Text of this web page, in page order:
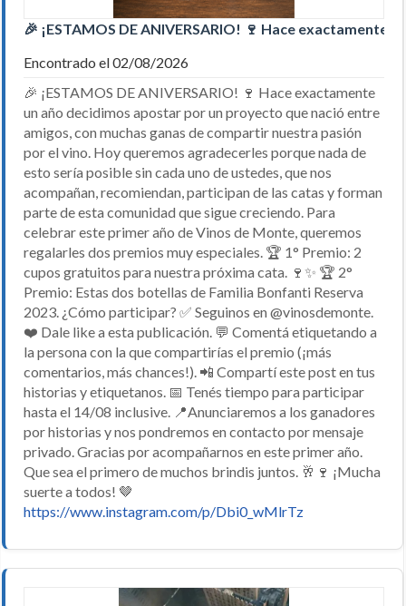
🎉 ¡ESTAMOS DE ANIVERSARIO! 🍷 Hace exactamente
Encontrado el 02/08/2026
🎉 ¡ESTAMOS DE ANIVERSARIO! 🍷 Hace exactamente
un año decidimos apostar por un proyecto que nació entre
amigos, con muchas ganas de compartir nuestra pasión
por el vino. Hoy queremos agradecerles porque nada de
esto sería posible sin cada uno de ustedes, que nos
acompañan, recomiendan, participan de las catas y forman
parte de esta comunidad que sigue creciendo. Para
celebrar este primer año de Vinos de Monte, queremos
regalarles dos premios muy especiales. 🏆 1° Premio: 2
cupos gratuitos para nuestra próxima cata. 🍷✨ 🏆 2°
Premio: Estas dos botellas de Familia Bonfanti Reserva
2023. ¿Cómo participar? ✅ Seguinos en @vinosdemonte.
❤️ Dale like a esta publicación. 💬 Comentá etiquetando a
la persona con la que compartirías el premio (¡más
comentarios, más chances!). 📲 Compartí este post en tus
historias y etiquetanos. 📅 Tenés tiempo para participar
hasta el 14/08 inclusive. 📍Anunciaremos a los ganadores
por historias y nos pondremos en contacto por mensaje
privado. Gracias por acompañarnos en este primer año.
Que sea el primero de muchos brindis juntos. 🥂🍷 ¡Mucha
suerte a todos! 🤎
https://www.instagram.com/p/Dbi0_wMlrTz